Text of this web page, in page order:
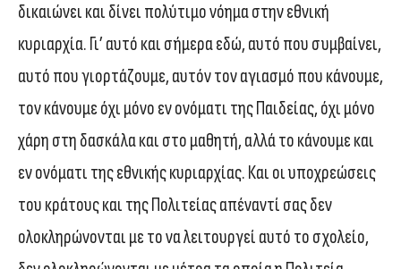
δικαιώνει και δίνει πολύτιμο νόημα στην εθνική
κυριαρχία. Γι’ αυτό και σήμερα εδώ, αυτό που συμβαίνει,
αυτό που γιορτάζουμε, αυτόν τον αγιασμό που κάνουμε,
τον κάνουμε όχι μόνο εν ονόματι της Παιδείας, όχι μόνο
χάρη στη δασκάλα και στο μαθητή, αλλά το κάνουμε και
εν ονόματι της εθνικής κυριαρχίας. Και οι υποχρεώσεις
του κράτους και της Πολιτείας απέναντί σας δεν
ολοκληρώνονται με το να λειτουργεί αυτό το σχολείο,